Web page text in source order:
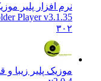
نرم افزار پلیر موزیک
Folder Player v3.1.35
موزیک پلیر زیبا و قدرتمند